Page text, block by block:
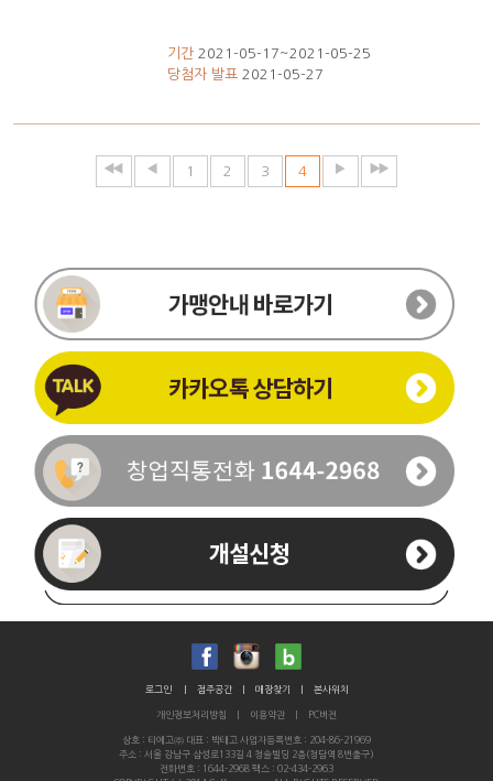
기간 2021-05-17~2021-05-25
당첨자 발표 2021-05-27
1 2 3 4
이름
- -
로그인 점주공간 매장찾기 본사위치
개인정보처리방침 이용약관 PC버전
상호 : 티에고㈜ 대표 : 박태고 사업자등록번호 : 204-86-21969
주소 : 서울 강남구 삼성로133길 4 청솔빌딩 2층(청담역 8번출구)
전화번호 : 1644-2968 팩스 : 02-434-2963